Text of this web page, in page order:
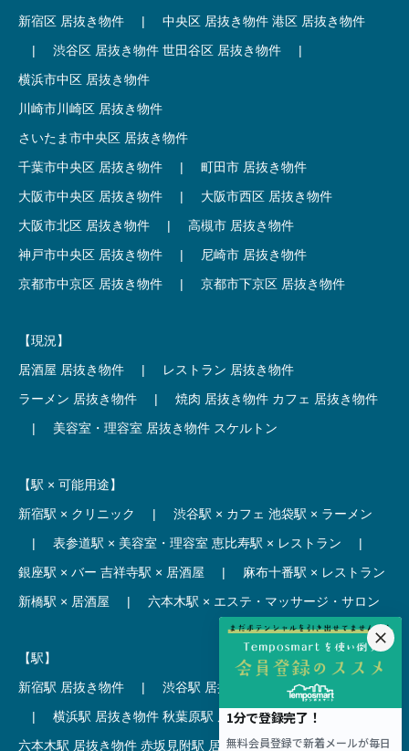
新宿区 居抜き物件
| 中央区 居抜き物件 港区 居抜き物件
|
渋谷区 居抜き物件 世田谷区 居抜き物件
|
横浜市中区 居抜き物件
川崎市川崎区 居抜き物件
さいたま市中央区 居抜き物件
千葉市中央区 居抜き物件
|
町田市 居抜き物件
大阪市中央区 居抜き物件
|
大阪市西区 居抜き物件
大阪市北区 居抜き物件
|
高槻市 居抜き物件
神戸市中央区 居抜き物件
|
尼崎市 居抜き物件
京都市中京区 居抜き物件
| 京都市下京区 居抜き物件
【現況】
居酒屋 居抜き物件
|
レストラン 居抜き物件
ラーメン 居抜き物件
| 焼肉 居抜き物件 カフェ 居抜き物件
|
美容室・理容室 居抜き物件 スケルトン
【駅 × 可能用途】
新宿駅 × クリニック
| 渋谷駅 × カフェ 池袋駅 × ラーメン
|
表参道駅 × 美容室・理容室 恵比寿駅 × レストラン
|
銀座駅 × バー 吉祥寺駅 × 居酒屋 |
麻布十番駅 × レストラン
新橋駅 × 居酒屋
| 六本木駅 × エステ・マッサージ・サロン
【駅】
新宿駅 居抜き物件
| 渋谷駅 居抜き物件
池袋駅 居抜き物件
|
横浜駅 居抜き物件 秋葉原駅 居抜き物件
|
六本木駅 居抜き物件 赤坂見附駅 居抜き物件 |